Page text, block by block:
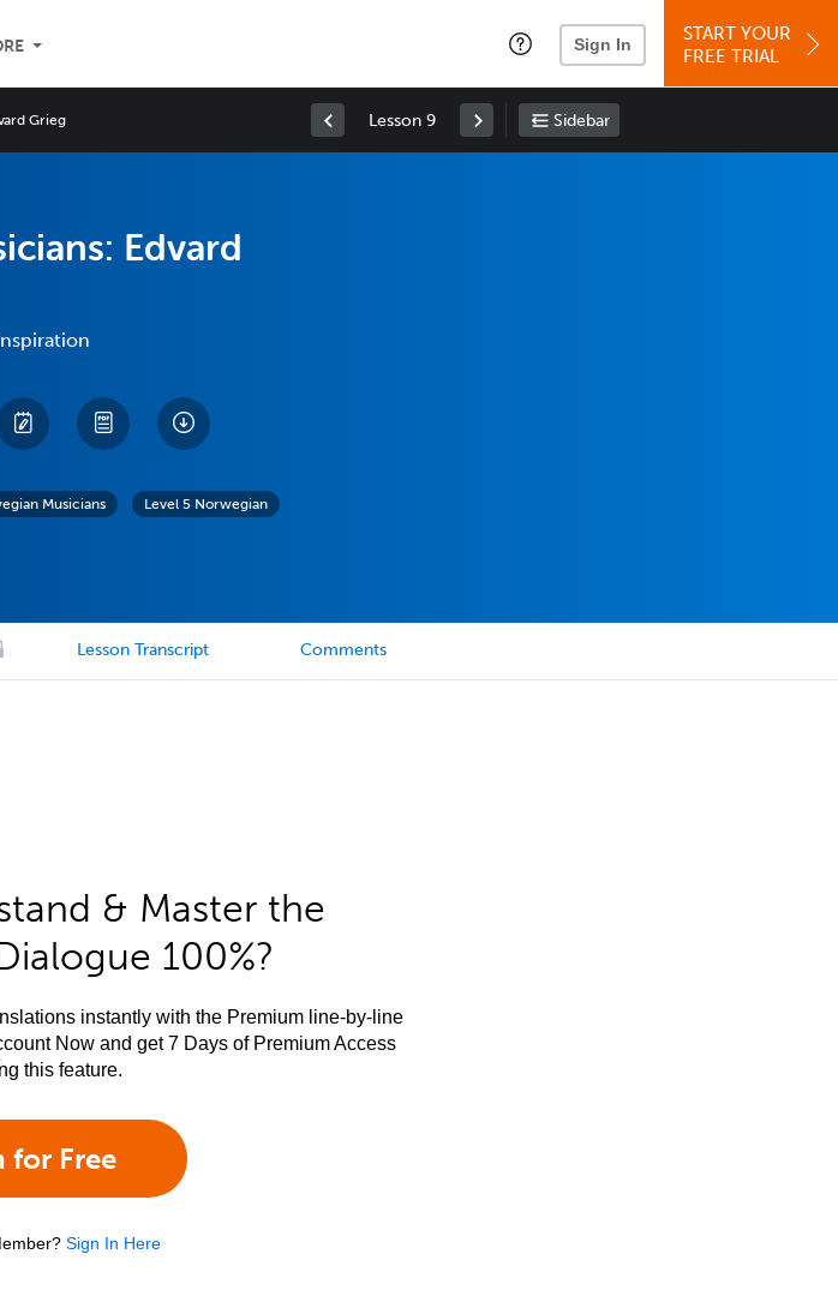
Sign In
START YOUR
FREE TRIAL
Grieg Lesson 9 Sidebar
Edvard
Musicians
Level 5 Norwegian
Lesson Transcript Comments
& Master the
100%?
instantly with the Premium line-by-line
Now and get 7 Days of Premium Access
this feature.
for Free
Sign In Here